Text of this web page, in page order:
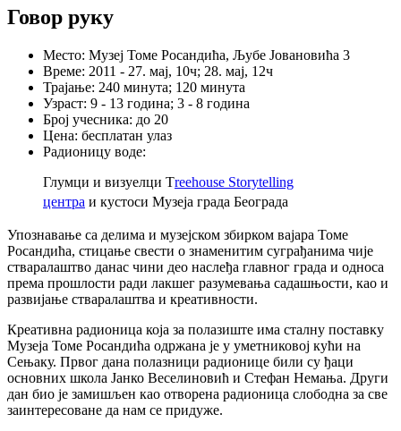
Говор руку
Место: Музеј Томе Росандића, Љубе Јовановића 3
Време: 2011 - 27. мај, 10ч; 28. мај, 12ч
Трајање: 240 минута; 120 минута
Узраст: 9 - 13 година; 3 - 8 година
Број учесника: до 20
Цена: бесплатан улаз
Радионицу воде:
Глумци и визуелци Тreehouse Storytelling
центра и кустоси Музеја града Београда
Упознавање са делима и музејском збирком вајара Томе
Росандића, стицање свести о знаменитим суграђанима чије
стваралаштво данас чини део наслеђа главног града и односа
према прошлости ради лакшег разумевања садашњости, као и
развијање стваралаштва и креативности.
Креативна радионица која за полазиште има сталну поставку
Музеја Томе Росандића одржана је у уметниковој кући на
Сењаку. Првог дана полазници радионице били су ђаци
основних школа Јанко Веселиновић и Стефан Немања. Други
дан био је замишљен као отворена радионица слободна за све
заинтересоване да нам се придуже.